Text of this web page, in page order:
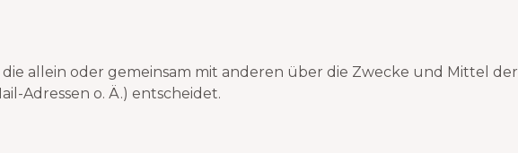
allein oder gemeinsam mit anderen über die Zwecke und Mittel der
Adressen o. Ä.) entscheidet.